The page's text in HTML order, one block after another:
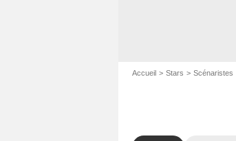
Accueil Stars Scénaristes